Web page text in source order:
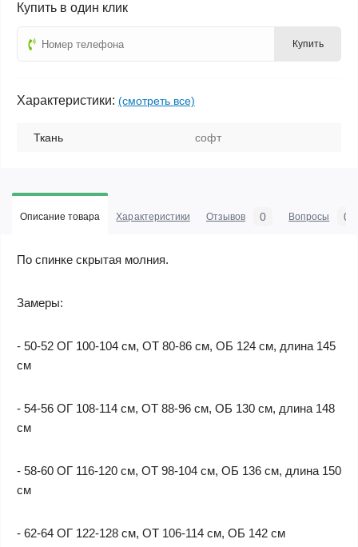
Купить в один клик
Купить
Характеристики: (смотреть все)
Ткань софт
Описание товара Характеристики Отзывов 0 Вопросы 0
По спинке скрытая молния.
Замеры:
- 50-52 ОГ 100-104 см, ОТ 80-86 см, ОБ 124 см, длина 145
см
- 54-56 ОГ 108-114 см, ОТ 88-96 см, ОБ 130 см, длина 148
см
- 58-60 ОГ 116-120 см, ОТ 98-104 см, ОБ 136 см, длина 150
см
- 62-64 ОГ 122-128 см, ОТ 106-114 см, ОБ 142 см